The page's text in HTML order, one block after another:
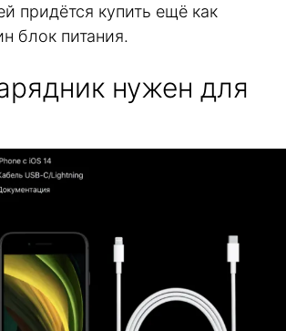
придётся купить ещё как
блок питания.
нужен для